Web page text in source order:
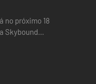
no próximo 18
Skybound